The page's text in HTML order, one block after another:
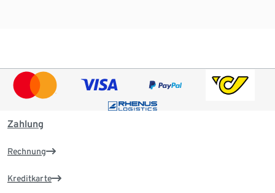
Zahlung
Rechnung
Kreditkarte